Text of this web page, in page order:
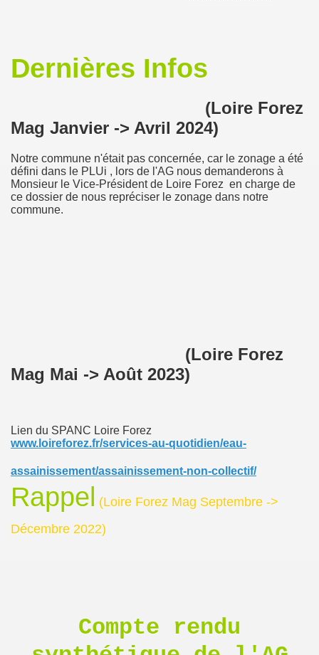
Dernières Infos
(Loire Forez
Mag Janvier -> Avril 2024)
Notre commune n'était pas concernée, car le zonage a été
défini dans le PLUi , lors de l'AG nous demanderons à
Monsieur le Vice-Président de Loire Forez en charge de
ce dossier de nous repréciser le zonage dans notre
commune.
(Loire Forez
Mag Mai -> Août 2023)
Lien du SPANC Loire Forez
www.loireforez.fr/services-au-quotidien/eau-
assainissement/assainissement-non-collectif/
Rappel (Loire Forez Mag Septembre ->
Décembre 2022)
Compte rendu